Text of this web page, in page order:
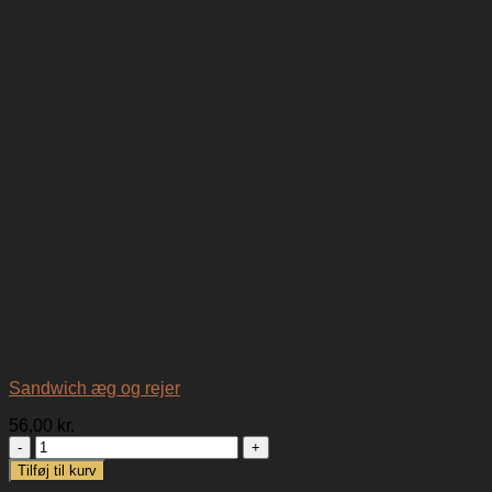
Sandwich æg og rejer
56,00 kr.
Sandwich
æg
og
Tilføj til kurv